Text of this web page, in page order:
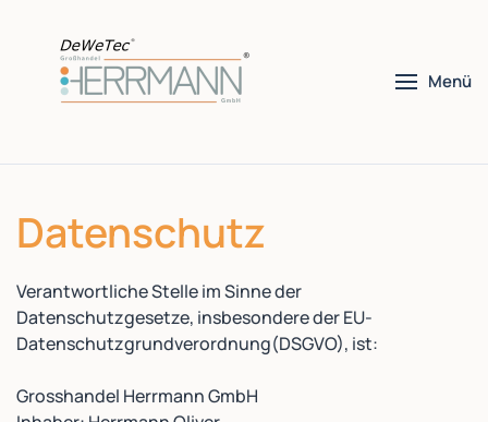
Skip
to
Menü
Datenschutz
Verantwortliche Stelle im Sinne der
Datenschutzgesetze, insbesondere der EU-
Datenschutzgrundverordnung(DSGVO), ist:
Grosshandel Herrmann GmbH